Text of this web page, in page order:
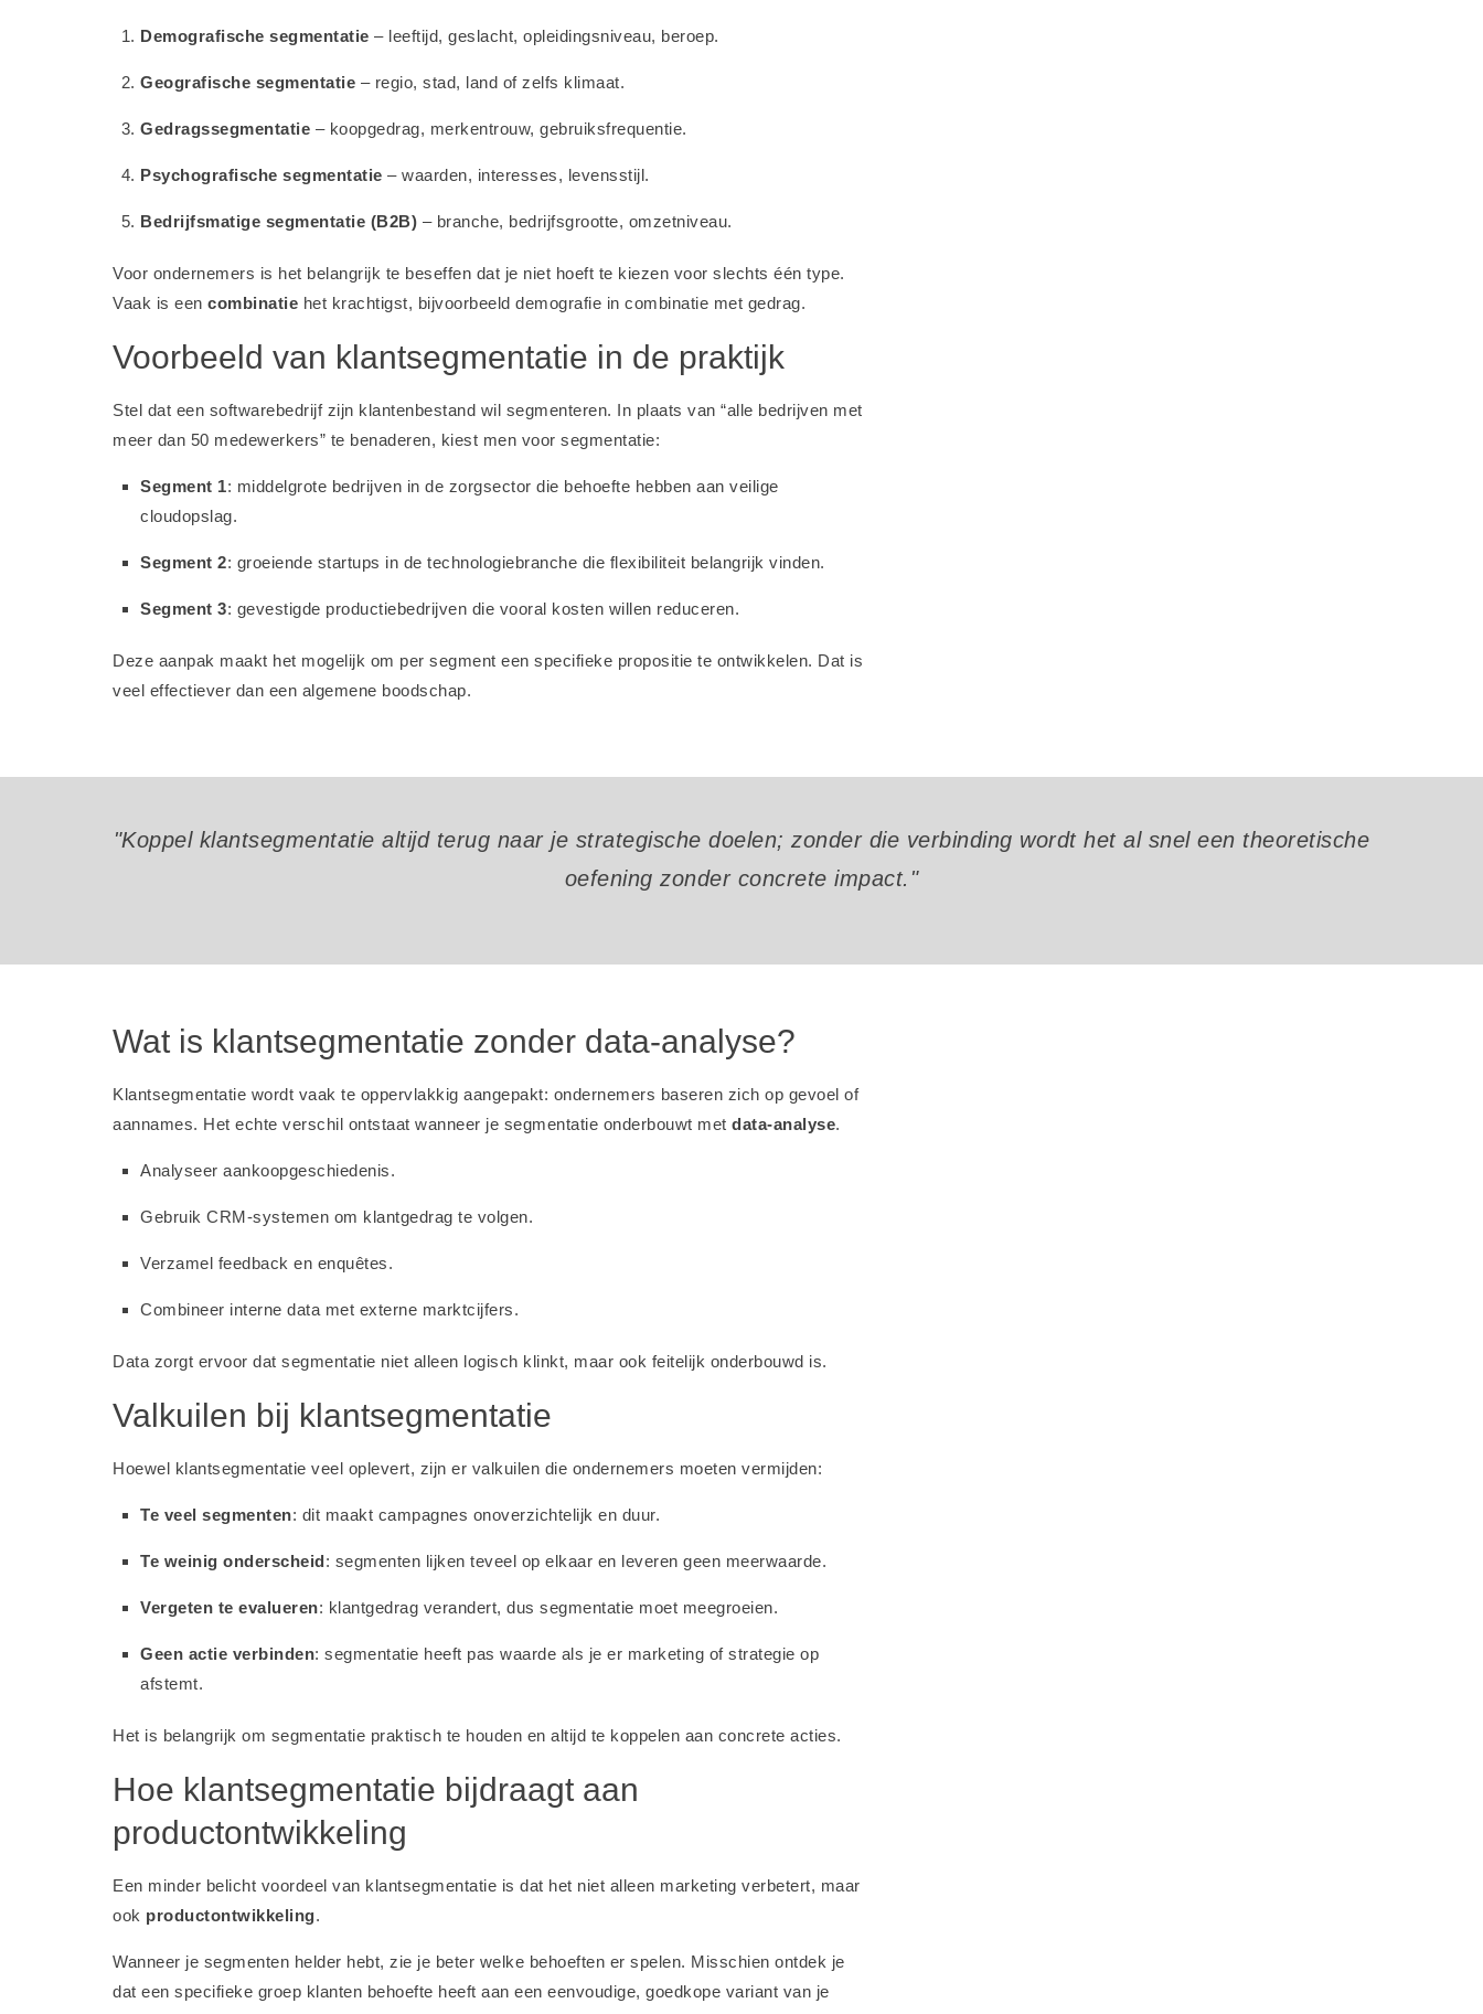
Demografische segmentatie – leeftijd, geslacht, opleidingsniveau, beroep.
Geografische segmentatie – regio, stad, land of zelfs klimaat.
Gedragssegmentatie – koopgedrag, merkentrouw, gebruiksfrequentie.
Psychografische segmentatie – waarden, interesses, levensstijl.
Bedrijfsmatige segmentatie (B2B) – branche, bedrijfsgrootte, omzetniveau.
Voor ondernemers is het belangrijk te beseffen dat je niet hoeft te kiezen voor slechts één type.
Vaak is een combinatie het krachtigst, bijvoorbeeld demografie in combinatie met gedrag.
Voorbeeld van klantsegmentatie in de praktijk
Stel dat een softwarebedrijf zijn klantenbestand wil segmenteren. In plaats van “alle bedrijven met
meer dan 50 medewerkers” te benaderen, kiest men voor segmentatie:
Segment 1: middelgrote bedrijven in de zorgsector die behoefte hebben aan veilige
cloudopslag.
Segment 2: groeiende startups in de technologiebranche die flexibiliteit belangrijk vinden.
Segment 3: gevestigde productiebedrijven die vooral kosten willen reduceren.
Deze aanpak maakt het mogelijk om per segment een specifieke propositie te ontwikkelen. Dat is
veel effectiever dan een algemene boodschap.
"Koppel klantsegmentatie altijd terug naar je strategische doelen; zonder die verbinding wordt het al snel een theoretische
oefening zonder concrete impact."
Wat is klantsegmentatie zonder data-analyse?
Klantsegmentatie wordt vaak te oppervlakkig aangepakt: ondernemers baseren zich op gevoel of
aannames. Het echte verschil ontstaat wanneer je segmentatie onderbouwt met data-analyse.
Analyseer aankoopgeschiedenis.
Gebruik CRM-systemen om klantgedrag te volgen.
Verzamel feedback en enquêtes.
Combineer interne data met externe marktcijfers.
Data zorgt ervoor dat segmentatie niet alleen logisch klinkt, maar ook feitelijk onderbouwd is.
Valkuilen bij klantsegmentatie
Hoewel klantsegmentatie veel oplevert, zijn er valkuilen die ondernemers moeten vermijden:
Te veel segmenten: dit maakt campagnes onoverzichtelijk en duur.
Te weinig onderscheid: segmenten lijken teveel op elkaar en leveren geen meerwaarde.
Vergeten te evalueren: klantgedrag verandert, dus segmentatie moet meegroeien.
Geen actie verbinden: segmentatie heeft pas waarde als je er marketing of strategie op
afstemt.
Het is belangrijk om segmentatie praktisch te houden en altijd te koppelen aan concrete acties.
Hoe klantsegmentatie bijdraagt aan
productontwikkeling
Een minder belicht voordeel van klantsegmentatie is dat het niet alleen marketing verbetert, maar
ook productontwikkeling.
Wanneer je segmenten helder hebt, zie je beter welke behoeften er spelen. Misschien ontdek je
dat een specifieke groep klanten behoefte heeft aan een eenvoudige, goedkope variant van je